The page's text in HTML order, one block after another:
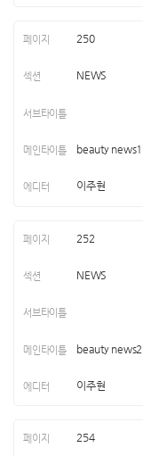
250
NEWS
beauty news1
이주현
252
NEWS
beauty news2
이주현
254